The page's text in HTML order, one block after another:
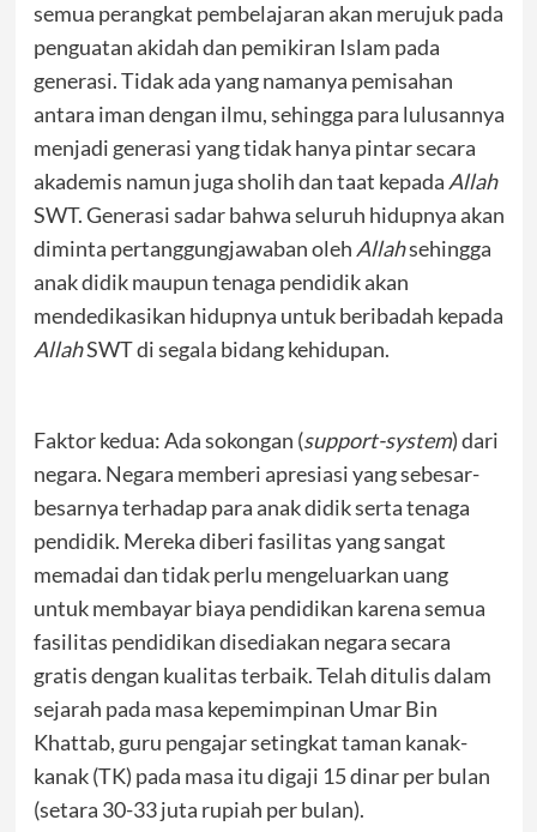
semua perangkat pembelajaran akan merujuk pada
penguatan akidah dan pemikiran Islam pada
generasi. Tidak ada yang namanya pemisahan
antara iman dengan ilmu, sehingga para lulusannya
menjadi generasi yang tidak hanya pintar secara
akademis namun juga sholih dan taat kepada Allah
SWT. Generasi sadar bahwa seluruh hidupnya akan
diminta pertanggungjawaban oleh Allahsehingga
anak didik maupun tenaga pendidik akan
mendedikasikan hidupnya untuk beribadah kepada
AllahSWT di segala bidang kehidupan.
Faktor kedua: Ada sokongan (support-system) dari
negara. Negara memberi apresiasi yang sebesar-
besarnya terhadap para anak didik serta tenaga
pendidik. Mereka diberi fasilitas yang sangat
memadai dan tidak perlu mengeluarkan uang
untuk membayar biaya pendidikan karena semua
fasilitas pendidikan disediakan negara secara
gratis dengan kualitas terbaik. Telah ditulis dalam
sejarah pada masa kepemimpinan Umar Bin
Khattab, guru pengajar setingkat taman kanak-
kanak (TK) pada masa itu digaji 15 dinar per bulan
(setara 30-33 juta rupiah per bulan).